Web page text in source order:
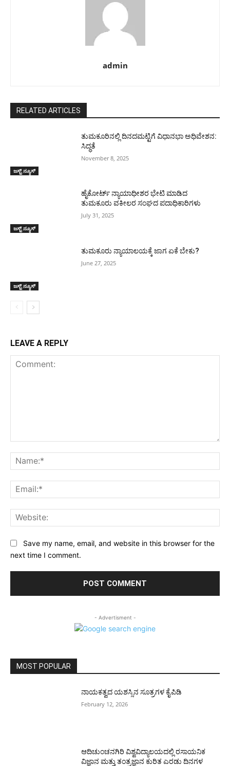
admin
RELATED ARTICLES
ಜಸ್ಟ್ ನ್ಯೂಸ್
ತುಮಕೂರಿನಲ್ಲಿ ದಿನದಮಟ್ಟಿಗೆ ವಿಧಾನಭಾ ಅಧಿವೇಶನ:
ಸಿದ್ಧತೆ
November 8, 2025
ಜಸ್ಟ್ ನ್ಯೂಸ್
ಹೈಕೋರ್ಟ್ ನ್ಯಾಯಾಧೀಶರ ಭೇಟಿ ಮಾಡಿದ
ತುಮಕೂರು ವಕೀಲರ ಸಂಘದ ಪದಾಧಿಕಾರಿಗಳು
July 31, 2025
ಜಸ್ಟ್ ನ್ಯೂಸ್
ತುಮಕೂರು ನ್ಯಾಯಾಲಯಕ್ಕೆ ಜಾಗ ಏಕೆ ಬೇಕು?
June 27, 2025
LEAVE A REPLY
Save my name, email, and website in this browser for the
next time I comment.
- Advertisment -
MOST POPULAR
ನಾಯಕತ್ವದ ಯಶಸ್ಸಿನ ಸೂತ್ರಗಳ ಕೈಪಿಡಿ
February 12, 2026
ಆದಿಚುಂಚನಗಿರಿ ವಿಶ್ವವಿದ್ಯಾಲಯದಲ್ಲಿ ರಸಾಯನಿಕ
ವಿಜ್ಞಾನ ಮತ್ತು ತಂತ್ರಜ್ಞಾನ ಕುರಿತ ಎರಡು ದಿನಗಳ